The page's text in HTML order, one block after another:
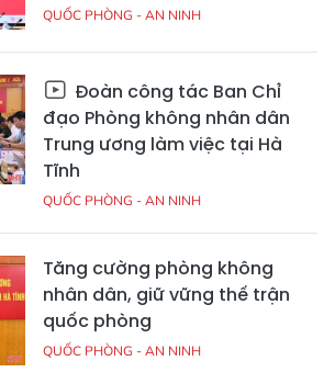
QUỐC PHÒNG - AN NINH
Đoàn công tác Ban Chỉ
đạo Phòng không nhân dân
Trung ương làm việc tại Hà
Tĩnh
QUỐC PHÒNG - AN NINH
Tăng cường phòng không
nhân dân, giữ vững thế trận
quốc phòng
QUỐC PHÒNG - AN NINH